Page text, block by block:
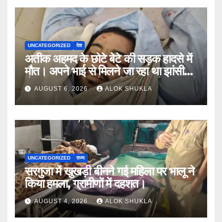
UNCATEGORIZED देश
अतीक अहमद के छोटे बेटे की सड़क हादसे में
मौत। अपने भाई से मिलने जा रहा था झांसी
जेल (सूत्र)। कार में 5 लोग सवार थे।
AUGUST 6, 2026 ALOK SHUKLA
UNCATEGORIZED राज्य
सरगुजा में खुखड़ी बीनने गई महिला पर भालू ने
किया हमला, ग्रामीणों में दहशत।
AUGUST 4, 2026 ALOK SHUKLA